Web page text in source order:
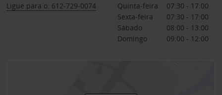
Ligue para o: 612-729-0074
Quinta-feira
07:30 - 17:00
Sexta-feira
07:30 - 17:00
Sábado
08:00 - 13:00
Domingo
09:00 - 12:00